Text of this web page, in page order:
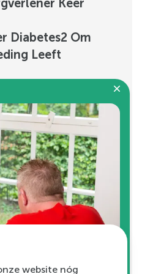
Keer
Diabetes2 Om
Leeft
website nóg